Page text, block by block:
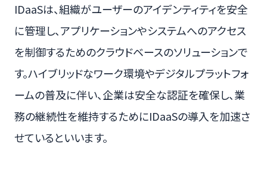
IDaaSは、組織がユーザーのアイデンティティを安全
に管理し、アプリケーションやシステムへのアクセス
を制御するためのクラウドベースのソリューションで
す。ハイブリッドなワーク環境やデジタルプラットフォ
ームの普及に伴い、企業は安全な認証を確保し、業
務の継続性を維持するためにIDaaSの導入を加速さ
せているといいます。